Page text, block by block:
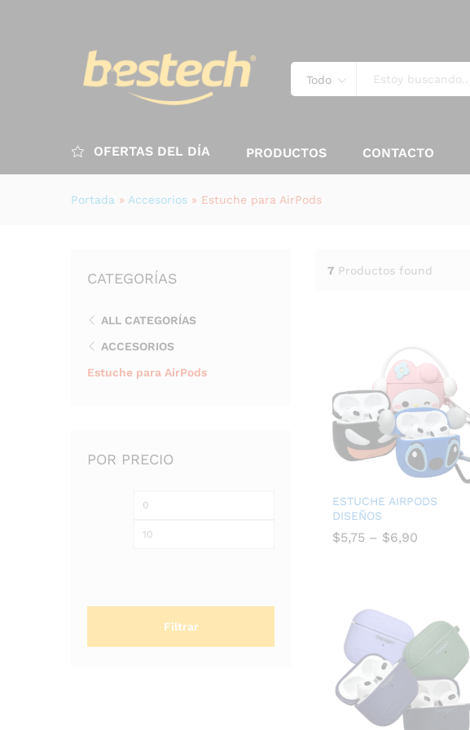
Todo
OFERTAS DEL DÍA PRODUCTOS CONTACTO
Portada » Accesorios » Estuche para AirPods
7 Productos found
ESTUCHE AIRPODS
DISEÑOS
$5,75 – $6,90
CATEGORÍAS
ALL CATEGORÍAS
ACCESORIOS
Estuche para AirPods
POR PRECIO
Filtrar